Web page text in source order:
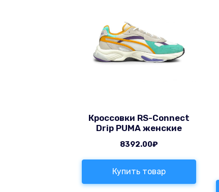
Кроссовки RS-Connect
Drip PUMA женские
8392.00₽
Купить товар